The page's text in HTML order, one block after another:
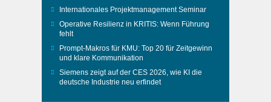
Internationales Projektmanagement Seminar
Operative Resilienz in KRITIS: Wenn Führung
fehlt
Prompt-Makros für KMU: Top 20 für Zeitgewinn
und klare Kommunikation
Siemens zeigt auf der CES 2026, wie KI die
deutsche Industrie neu erfindet